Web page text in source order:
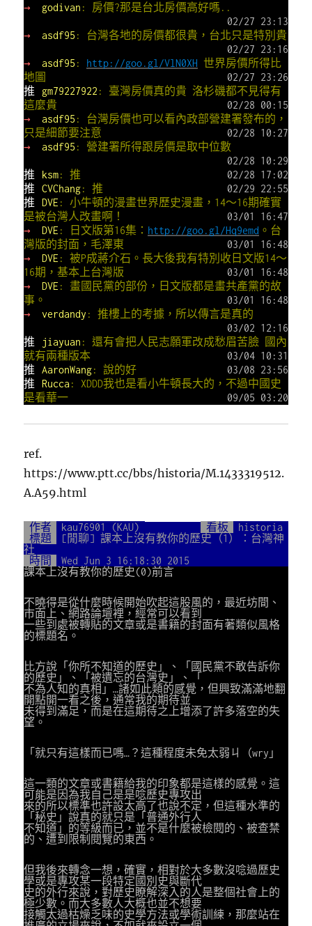
→
godivan : 房價?那是台北房價高好嗎..
02/27 23:13
→
asdf95 : 台灣各地的房價都很貴，台北只是特別貴
02/27 23:16
→
asdf95 : http://goo.gl/VlN0XH 世界房價所得比
地圖
02/27 23:26
推
gm79227922 : 臺灣房價真的貴 洛杉磯都不見得有
這麼貴
02/28 00:15
→
asdf95 : 台灣房價也可以看內政部營建署發布的，
只是細節要注意
02/28 10:27
→
asdf95 : 營建署所得跟房價是取中位數
02/28 10:29
推
ksm: 推
02/28 17:02
推
CVChang: 推
02/29 22:55
推
DVE : 小牛頓的漫畫世界歷史漫畫，14～16期確實
是被台灣人改畫啊！
03/01 16:47
→
DVE : 日文版第16集： http://goo.gl/Hq9emd 。台
灣版的封面，毛澤東
03/01 16:48
→
DVE : 被P成蔣介石。長大後我有特別收日文版14～
16期，基本上台灣版
03/01 16:48
→
DVE : 畫國民黨的部份，日文版都是畫共產黨的故
事。
03/01 16:48
→
verdandy : 推樓上的考據，所以傳言是真的
03/02 12:16
推
jiayuan : 還有會把人民志願軍改成愁眉苦臉 國內
就有兩種版本
03/04 10:31
推
AaronWang: 說的好
03/08 23:56
推
Rucca: XDDD我也是看小牛頓長大的，不過中國史
是看華一
09/05 03:20
ref.
https://www.ptt.cc/bbs/historia/M.1433319512.
A.A59.html
作者 kau76901 (KAU) 看板
historia
標題
[閒聊] 課本上沒有教你的歷史（1）：台灣神
社
時間
Wed Jun 3 16:18:30 2015
課本上沒有教你的歷史(0)前言
不曉得是從什麼時候開始吹起這股風的，最近坊間、
市面上、網路論壇裡，經常可以看到
一些到處被轉貼的文章或是書籍的封面有著類似風格
的標題名。
比方說「你所不知道的歷史」、「國民黨不敢告訴你
的歷史」、「被遺忘的台灣史」、「
不為人知的真相」…諸如此類的感覺，但興致滿滿地翻
開點開一看之後，通常我的期待並
未得到滿足，而是在這期待之上增添了許多落空的失
望。
「就只有這樣而已嗎…？這種程度未免太弱ㄐ（wry」
這一類的文章或書籍給我的印象都是這樣的感覺。這
可能是因為我自己是是唸歷史專攻出
來的所以標準也許設太高了也說不定，但這種水準的
「秘史」說真的就只是「普通外行人
不知道」的等級而已，並不是什麼被檢閱的、被查禁
的、遭到限制閱覽的東西。
但我後來轉念一想，確實，相對於大多數沒唸過歷史
學或是專攻某一段特定國別史與斷代
史的外行來說，對歷史瞭解深入的人是整個社會上的
極少數。而大多數人大概也並不想要
接觸太過枯燥乏味的史學方法或學術訓練，那麼站在